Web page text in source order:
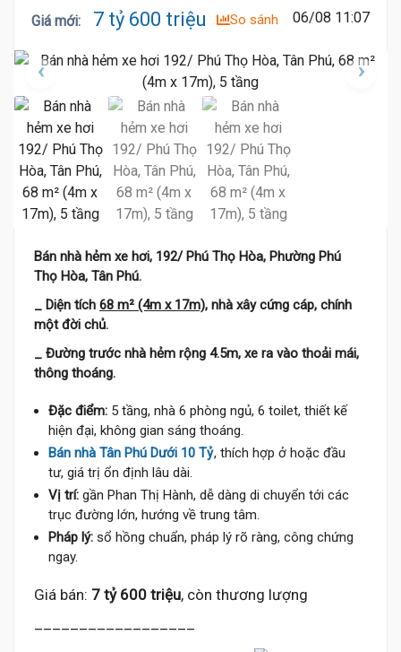
Giá mới: 7 tỷ 600 triệu So sánh 06/08 11:07
Bán nhà hẻm xe hơi, 192/ Phú Thọ Hòa, Phường Phú
Thọ Hòa, Tân Phú.
_ Diện tích 68 m² (4m x 17m), nhà xây cứng cáp, chính
một đời chủ.
_ Đường trước nhà hẻm rộng 4.5m, xe ra vào thoải mái,
thông thoáng.
Đặc điểm: 5 tầng, nhà 6 phòng ngủ, 6 toilet, thiết kế
hiện đại, không gian sáng thoáng.
Bán nhà Tân Phú Dưới 10 Tỷ, thích hợp ở hoặc đầu
tư, giá trị ổn định lâu dài.
Vị trí: gần Phan Thị Hành, dễ dàng di chuyển tới các
trục đường lớn, hướng về trung tâm.
Pháp lý: sổ hồng chuẩn, pháp lý rõ ràng, công chứng
ngay.
Giá bán: 7 tỷ 600 triệu, còn thương lượng